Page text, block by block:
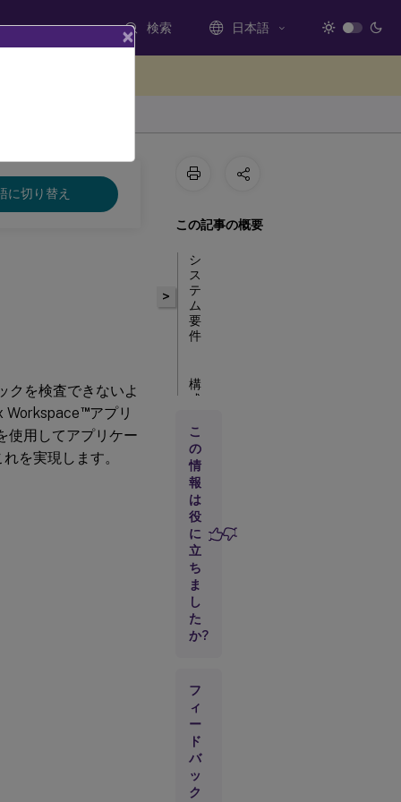
検索 日本語
に切り替え
クを検査できないよ
Workspace™アプリ
使用してアプリケー
を実現します。
>
この記事の概要
シ
ス
テ
ム
要
件
構
成
HDX Insight
と
SmartControl
考
慮
事
項
ト
ラ
ュ
ー
テ
ィ
ン
グ
こ
の
情
報
は
役
に
立
ち
ま
し
た
か?
フ
ィ
ー
ド
バ
ッ
ク
×